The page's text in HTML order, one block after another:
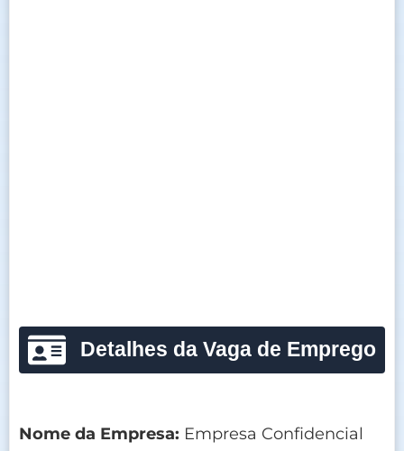
Detalhes da Vaga de Emprego
Nome da Empresa: Empresa Confidencial